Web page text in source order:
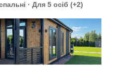
· Для 5 осіб (+2)